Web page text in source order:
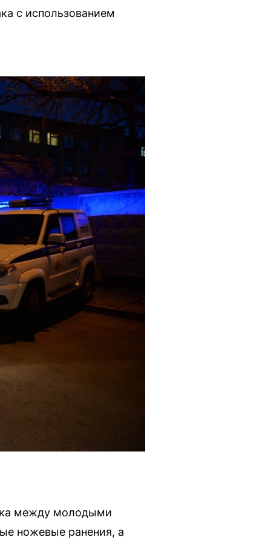
с использованием
между молодыми
ножевые ранения, а